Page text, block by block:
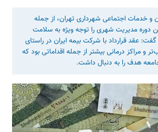
و خدمات اجتماعی شهرداری تهران، از جمله
دوره مدیریت شهری را توجه ویژه به سلامت
عقد قرارداد با شرکت بیمه ایران در راستای
و مراکز درمانی بیشتر از جمله اقداماتی بود که
هدف را به دنبال داشت.